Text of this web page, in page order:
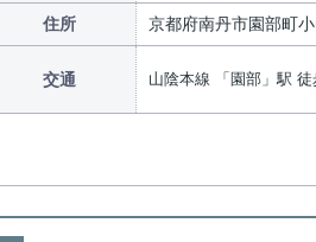
住所 京都府南丹市園部町
交通 山陰本線 「園部」駅 徒